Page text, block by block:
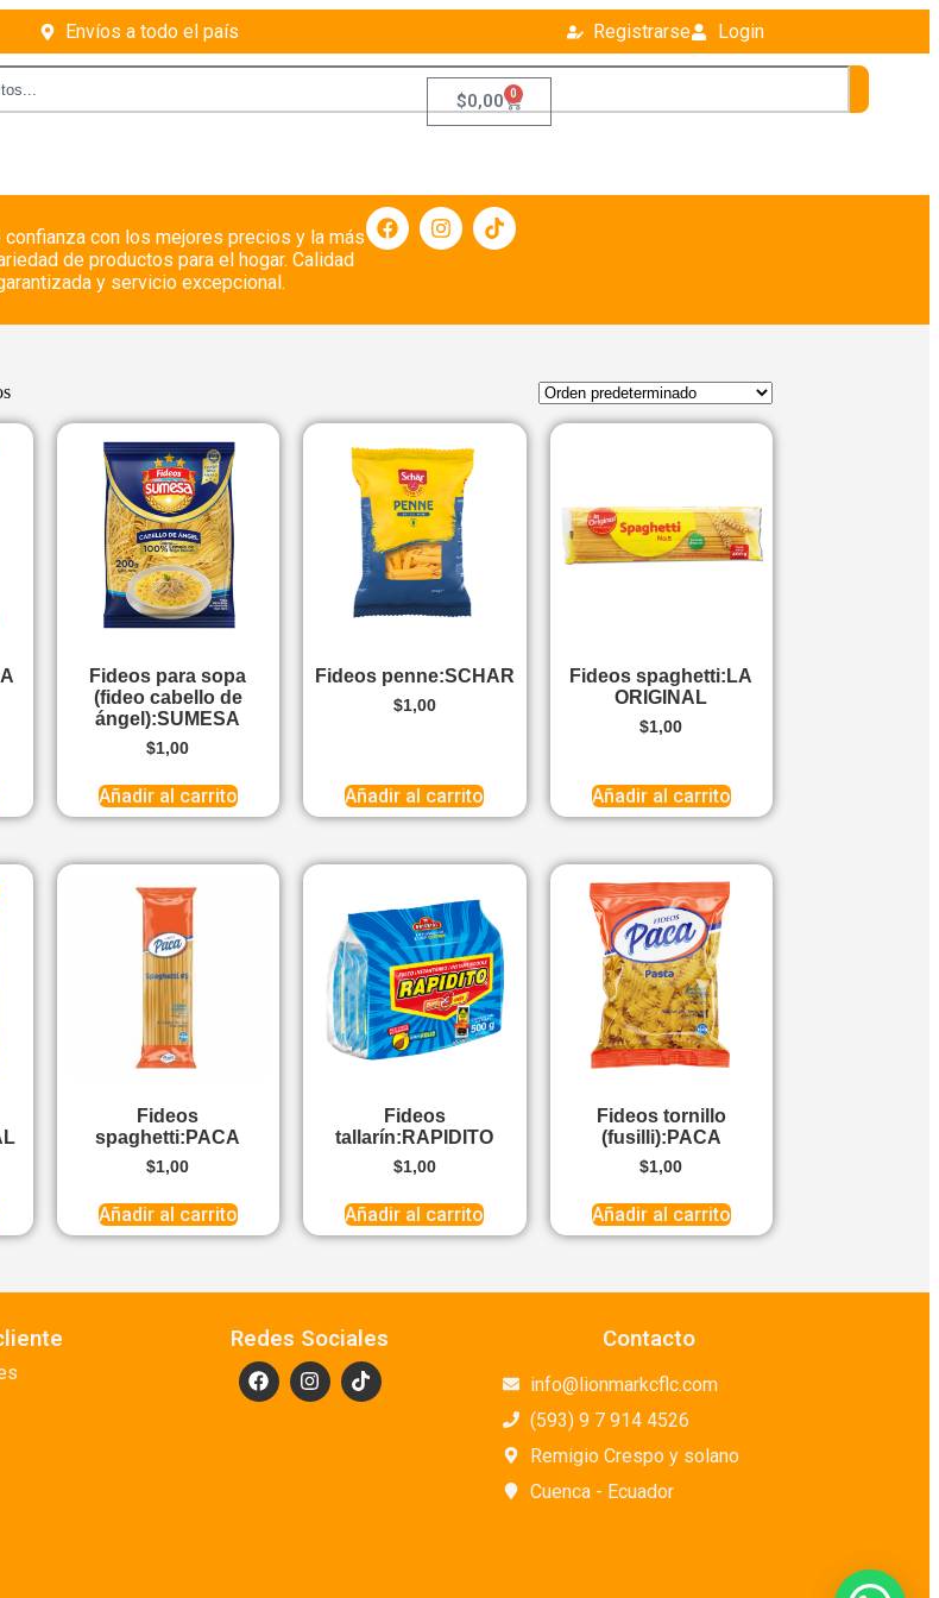
Envíos a todo el país Registrarse Login
$0,00 0
confianza con los mejores precios y la más
de productos para el hogar. Calidad
y servicio excepcional.
Fideos para sopa
(fideo cabello de
ángel):SUMESA
$1,00
Añadir al carrito
Fideos penne:SCHAR
$1,00
Añadir al carrito
Fideos spaghetti:LA
ORIGINAL
$1,00
Añadir al carrito
Fideos
spaghetti:PACA
$1,00
Añadir al carrito
Fideos
tallarín:RAPIDITO
$1,00
Añadir al carrito
Fideos tornillo
(fusilli):PACA
$1,00
Añadir al carrito
Redes Sociales Contacto
info@lionmarkcflc.com
(593) 9 7 914 4526
Remigio Crespo y solano
Cuenca - Ecuador